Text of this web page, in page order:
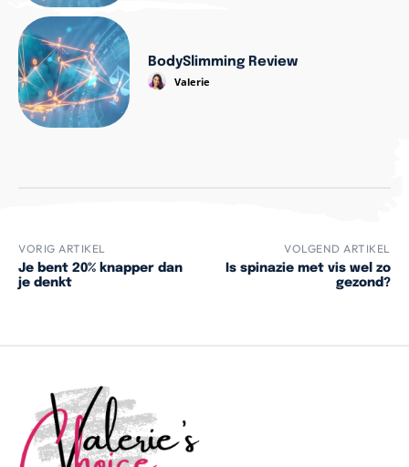
BodySlimming Review
Valerie
VORIG ARTIKEL
Je bent 20% knapper dan
je denkt
VOLGEND ARTIKEL
Is spinazie met vis wel zo
gezond?